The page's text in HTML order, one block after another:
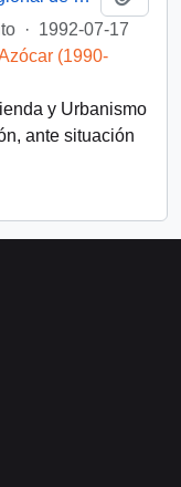
· 1992-07-17
(1990-
y Urbanismo
ante situación